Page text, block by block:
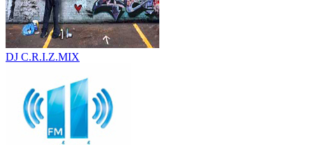
DJ C.R.I.Z.MIX